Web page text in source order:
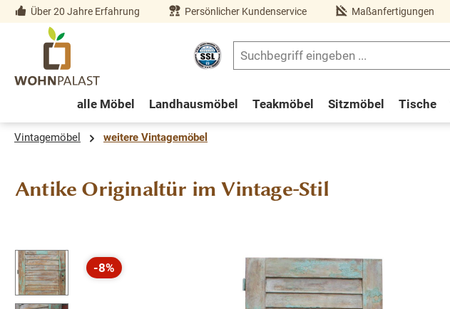
Zur Hauptnavigation springen
Über 20 Jahre Erfahrung Persönlicher Kundenservice Maßanfertigungen
alle Möbel Landhausmöbel Teakmöbel Sitzmöbel Tische
Vintagemöbel weitere Vintagemöbel
Antike Originaltür im Vintage-Stil
Bildergalerie überspringen
-8%
Rabatt